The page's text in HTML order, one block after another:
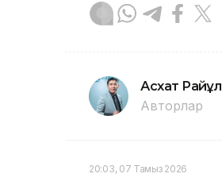
Асхат Райқұл
Авторлар
20:03, 07 Тамыз 2026